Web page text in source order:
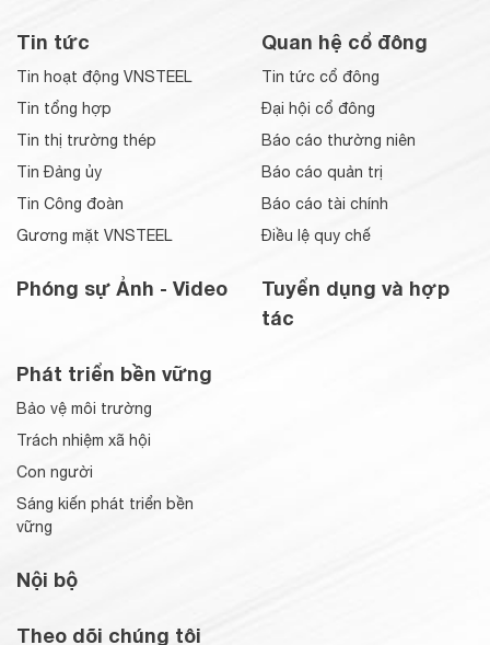
Tin tức
Tin hoạt động VNSTEEL
Tin tổng hợp
Tin thị trường thép
Tin Đảng ủy
Tin Công đoàn
Gương mặt VNSTEEL
Phóng sự Ảnh - Video
Quan hệ cổ đông
Tin tức cổ đông
Đại hội cổ đông
Báo cáo thường niên
Báo cáo quản trị
Báo cáo tài chính
Điều lệ quy chế
Tuyển dụng và hợp
tác
Phát triển bền vững
Bảo vệ môi trường
Trách nhiệm xã hội
Con người
Sáng kiến phát triển bền
vững
Nội bộ
Theo dõi chúng tôi